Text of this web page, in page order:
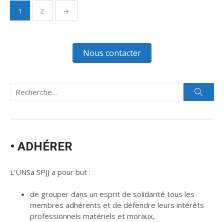
Navigation
1 2 →
Nous contacter
Recherche
• ADHÉRER
L’UNSa SPJJ a pour but :
de grouper dans un esprit de solidarité tous les
membres adhérents et de défendre leurs intérêts
professionnels matériels et moraux,